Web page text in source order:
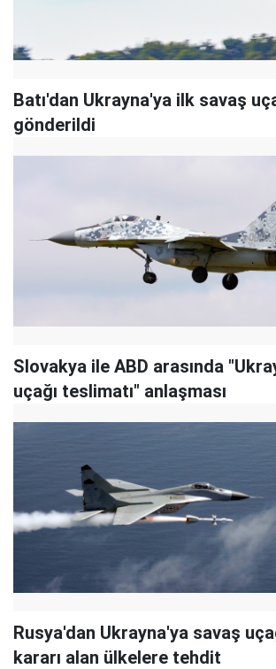
Batı'dan Ukrayna'ya ilk savaş
gönderildi
Slovakya ile ABD arasında
uçağı teslimatı" anlaşması
Rusya'dan Ukrayna'ya savaş
kararı alan ülkelere tehdit